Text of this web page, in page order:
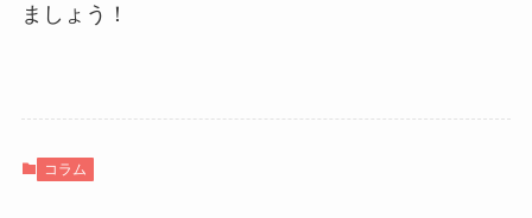
ましょう！
コラム